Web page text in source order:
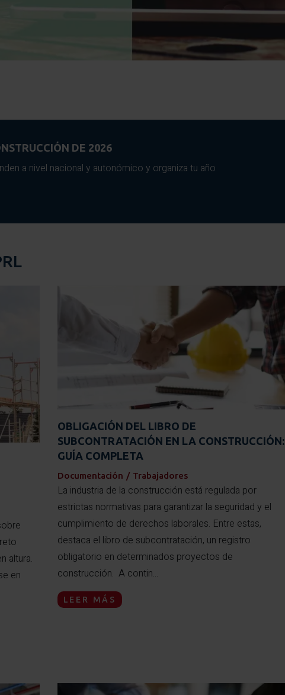
DE 2026
a nivel nacional y autonómico y organiza tu año
altura.
en
OBLIGACIÓN DEL LIBRO DE
SUBCONTRATACIÓN EN LA CONSTRUCCIÓN:
GUÍA COMPLETA
Documentación / Trabajadores
La industria de la construcción está regulada por
estrictas normativas para garantizar la seguridad y el
cumplimiento de derechos laborales. Entre estas,
destaca el libro de subcontratación, un registro
obligatorio en determinados proyectos de
construcción. A contin...
LEER MÁS